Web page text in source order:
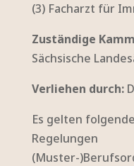
(3) Facharzt für
Zuständige
Sächsische
Verliehen durch:
Es gelten
Regelungen
(Muster-